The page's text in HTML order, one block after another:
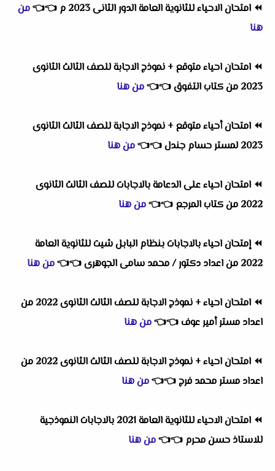
⏪ امتحان الاحياء للثانوية العامة الدور الثانى 2023 م 👈
👈من
هنا
⏪ امتحان احياء متوقع + نموذج الاجابة للصف الثالث الثانوى
2023 من كتاب التفوق
👈
👈من هنا
⏪ امتحان أحياء متوقع + نموذج الاجابة للصف الثالث الثانوى
2023 لمستر حسام جندل
👈
👈من هنا
⏪ امتحان احياء على الدعامة بالاجابات للصف الثالث الثانوى
2022 من كتاب المرجع
👈
👈من هنا
⏪إمتحان احياء بالاجابات بنظام البابل شيت للثانوية العامة
2022 من اعداد دكتور / محمد سامى الجوهرى
👈
👈من هنا
⏪
امتحان احياء + نموذج الاجابة للصف الثالث الثانوى 2022 من
اعداد مستر أمير عوف👈
👈من هنا
⏪
امتحان احياء + نموذج الاجابة للصف الثالث الثانوى 2022 من
اعداد مستر محمد فرج👈
👈من هنا
⏪
امتحان الاحياء للثانوية العامة 2021 بالاجابات النموذجية
للاستاذ حسن محرم 👈
👈من هنا